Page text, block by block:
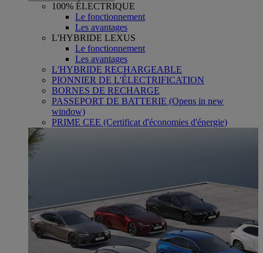
100% ÉLECTRIQUE
Le fonctionnement
Les avantages
L'HYBRIDE LEXUS
Le fonctionnement
Les avantages
L'HYBRIDE RECHARGEABLE
PIONNIER DE L'ÉLECTRIFICATION
BORNES DE RECHARGE
PASSEPORT DE BATTERIE (Opens in new
window)
PRIME CEE (Certificat d'économies d'énergie)